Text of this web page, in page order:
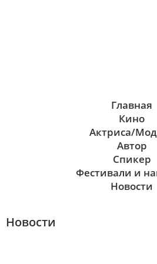
Главная
Кино
Актриса/
Автор
Спикер
Фестивали и
Новости
Новости